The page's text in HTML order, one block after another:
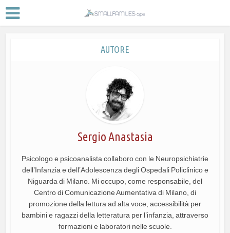
AUTORE
Sergio Anastasia
Psicologo e psicoanalista collaboro con le Neuropsichiatrie
dell’Infanzia e dell’Adolescenza degli Ospedali Policlinico e
Niguarda di Milano. Mi occupo, come responsabile, del
Centro di Comunicazione Aumentativa di Milano, di
promozione della lettura ad alta voce, accessibilità per
bambini e ragazzi della letteratura per l’infanzia, attraverso
formazioni e laboratori nelle scuole.